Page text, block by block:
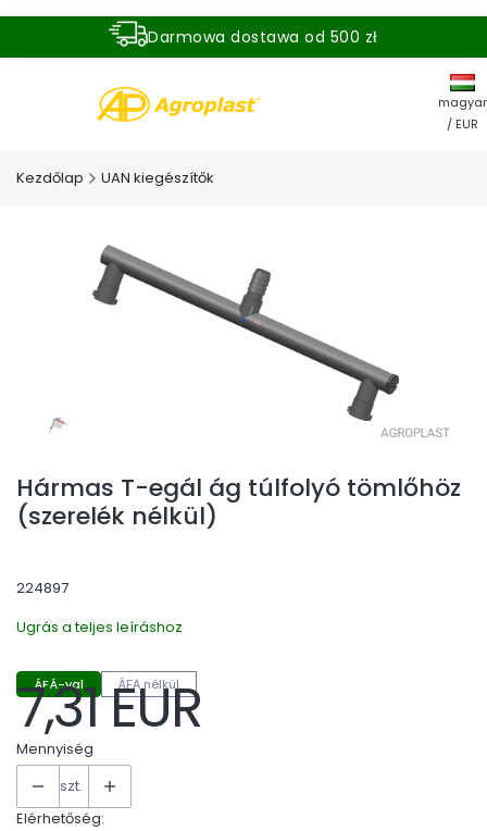
Darmowa dostawa od 500 zł
magyar
/ EUR
Kezdőlap UAN kiegészítők
Hármas T-egál ág túlfolyó tömlőhöz
(szerelék nélkül)
224897
Ugrás a teljes leíráshoz
ÁFÁ-val ÁFA nélkül
Ár
7,31 EUR
Mennyiség
szt.
Elérhetőség: